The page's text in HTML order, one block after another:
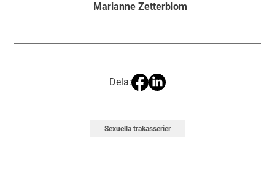
Marianne Zetterblom
Dela:
Sexuella trakasserier